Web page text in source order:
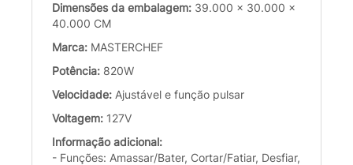
Dimensões da embalagem: 39.000 x 30.000 x
40.000 CM
Marca: MASTERCHEF
Potência: 820W
Velocidade: Ajustável e função pulsar
Voltagem: 127V
Informação adicional:
- Funções: Amassar/Bater, Cortar/Fatiar, Desfiar,